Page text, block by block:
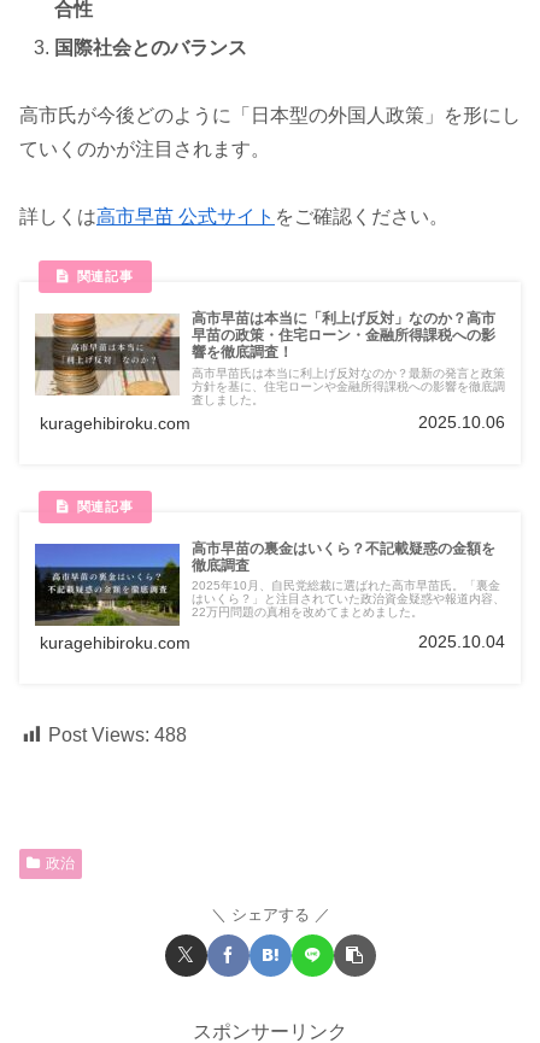
合性
国際社会とのバランス
高市氏が今後どのように「日本型の外国人政策」を形にし
ていくのかが注目されます。
詳しくは高市早苗 公式サイト をご確認ください。
高市早苗は本当に「利上げ反対」なのか？高市
早苗の政策・住宅ローン・金融所得課税への影
響を徹底調査！
高市早苗氏は本当に利上げ反対なのか？最新の発言と政策
方針を基に、住宅ローンや金融所得課税への影響を徹底調
査しました。
kuragehibiroku.com 2025.10.06
高市早苗の裏金はいくら？不記載疑惑の金額を
徹底調査
2025年10月、自民党総裁に選ばれた高市早苗氏。「裏金
はいくら？」と注目されていた政治資金疑惑や報道内容、
22万円問題の真相を改めてまとめました。
kuragehibiroku.com 2025.10.04
Post Views: 488
政治
シェアする
スポンサーリンク